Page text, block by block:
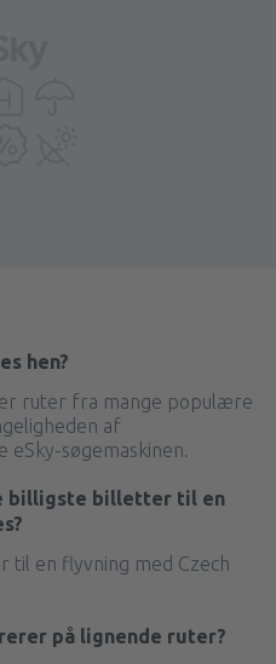
hen?
ruter fra mange populære
af
eSky-søgemaskinen.
billigste billetter til en
til en flyvning med Czech
på lignende ruter?